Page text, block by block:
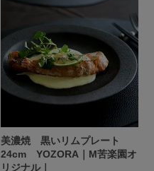
美濃焼 黒いリムプレート
24cm YOZORA｜M苦楽園オ
リジナル｜